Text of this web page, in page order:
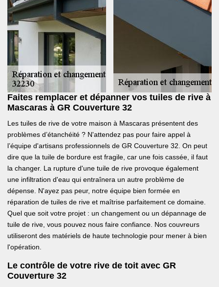
Faites remplacer et dépanner vos tuiles de rive à
Mascaras à GR Couverture 32
Les tuiles de rive de votre maison à Mascaras présentent des
problèmes d’étanchéité ? N'attendez pas pour faire appel à
l’équipe d'artisans professionnels de GR Couverture 32. On peut
dire que la tuile de bordure est fragile, car une fois cassée, il faut
la changer. La rupture d'une tuile de rive provoque également
une infiltration d'eau qui entraînera un autre problème de
dépense. N'ayez pas peur, notre équipe bien formée en
réparation de tuiles de rive et maîtrise parfaitement ce domaine.
Quel que soit votre projet : un changement ou un dépannage de
tuile de rive, vous pouvez nous faire confiance. Nos couvreurs
utiliseront des matériels de haute technologie pour mener à bien
l'opération.
Le contrôle de votre rive de toit avec GR
Couverture 32